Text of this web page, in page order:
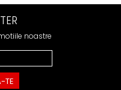
noastre